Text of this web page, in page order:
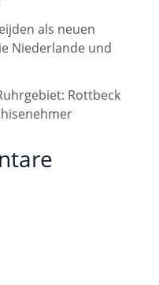
als neuen
Niederlande und
Rottbeck